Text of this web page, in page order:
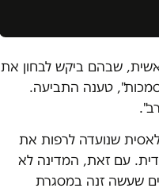
שבהם ביקש לבחון את
טענה התביעה.
שנועדה לרפות את
עם זאת, המדינה לא
שעשה זנה במסגרת